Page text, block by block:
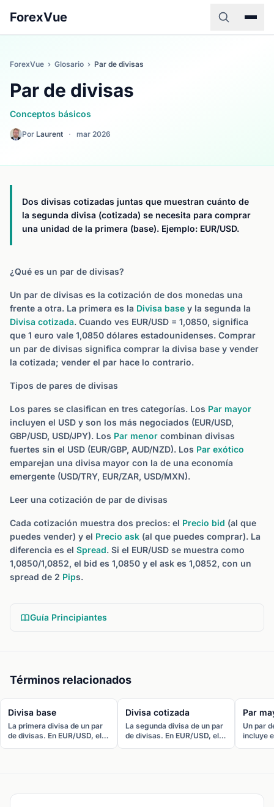
ForexVue
ForexVue › Glosario › Par de divisas
Par de divisas
Conceptos básicos
Por Laurent · mar 2026
Dos divisas cotizadas juntas que muestran cuánto de
la segunda divisa (cotizada) se necesita para comprar
una unidad de la primera (base). Ejemplo: EUR/USD.
¿Qué es un par de divisas?
Un par de divisas es la cotización de dos monedas una
frente a otra. La primera es la Divisa base y la segunda la
Divisa cotizada. Cuando ves EUR/USD = 1,0850, significa
que 1 euro vale 1,0850 dólares estadounidenses. Comprar
un par de divisas significa comprar la divisa base y vender
la cotizada; vender el par hace lo contrario.
Tipos de pares de divisas
Los pares se clasifican en tres categorías. Los Par mayor
incluyen el USD y son los más negociados (EUR/USD,
GBP/USD, USD/JPY). Los Par menor combinan divisas
fuertes sin el USD (EUR/GBP, AUD/NZD). Los Par exótico
emparejan una divisa mayor con la de una economía
emergente (USD/TRY, EUR/ZAR, USD/MXN).
Leer una cotización de par de divisas
Cada cotización muestra dos precios: el Precio bid (al que
puedes vender) y el Precio ask (al que puedes comprar). La
diferencia es el Spread. Si el EUR/USD se muestra como
1,0850/1,0852, el bid es 1,0850 y el ask es 1,0852, con un
spread de 2 Pips.
Guía Principiantes
Términos relacionados
Divisa base
La primera divisa de un par
de divisas. En EUR/USD, el
Divisa cotizada
La segunda divisa de un par
de divisas. En EUR/USD, el
Par
Un par
incluye